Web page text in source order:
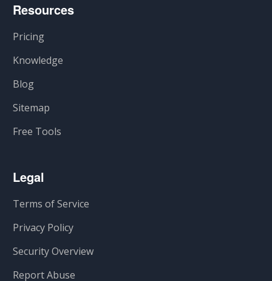
Resources
Pricing
Knowledge
Blog
Sitemap
Free Tools
Legal
Terms of Service
Privacy Policy
Security Overview
Report Abuse